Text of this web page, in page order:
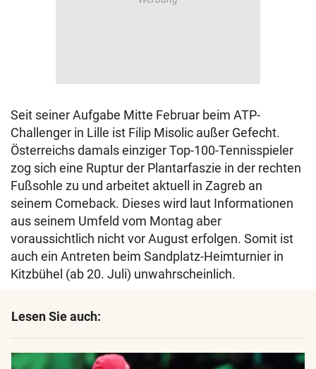
Seit seiner Aufgabe Mitte Februar beim ATP-
Challenger in Lille ist Filip Misolic außer Gefecht.
Österreichs damals einziger Top-100-Tennisspieler
zog sich eine Ruptur der Plantarfaszie in der rechten
Fußsohle zu und arbeitet aktuell in Zagreb an
seinem Comeback. Dieses wird laut Informationen
aus seinem Umfeld vom Montag aber
voraussichtlich nicht vor August erfolgen. Somit ist
auch ein Antreten beim Sandplatz-Heimturnier in
Kitzbühel (ab 20. Juli) unwahrscheinlich.
Lesen Sie auch: